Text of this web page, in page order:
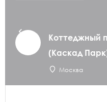
Коттеджный
(Каскад
Москва